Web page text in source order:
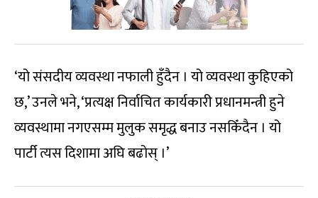
‘यो संसदीय व्यवस्था नफाली हुँदैन । यो व्यवस्था कुहिएको
छ,’ उनले भने, ‘प्रत्यक्ष निर्वाचित कार्यकारी प्रधानमन्त्री हुने
व्यवस्थामा नगएसम्म मुलुक समृद्ध बनाउ नसकिँदैन । यो
पार्टी त्यस दिशामा अघि बढोस् ।’